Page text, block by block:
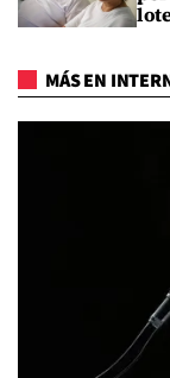
MÁS EN